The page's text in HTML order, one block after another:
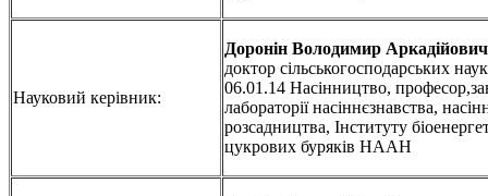
Науковий керівник:
Доронін Володимир
доктор сільськогосподарських
06.01.14 Насінництво,
лабораторії насіннєзнавства,
розсадництва, Інституту
цукрових буряків НААН